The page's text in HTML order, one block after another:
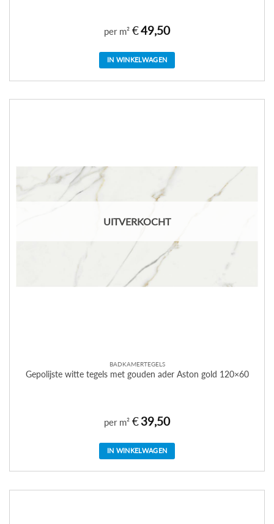
per m² €49,50
IN WINKELWAGEN
UITVERKOCHT
BADKAMERTEGELS
Gepolijste witte tegels met gouden ader Aston gold 120×60
per m² €39,50
IN WINKELWAGEN